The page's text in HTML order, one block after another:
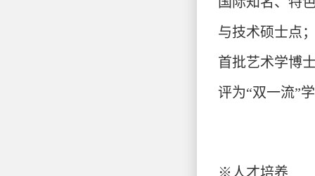
与技术硕士点
首批艺术学博
评为“双一流”
※ 人才培养